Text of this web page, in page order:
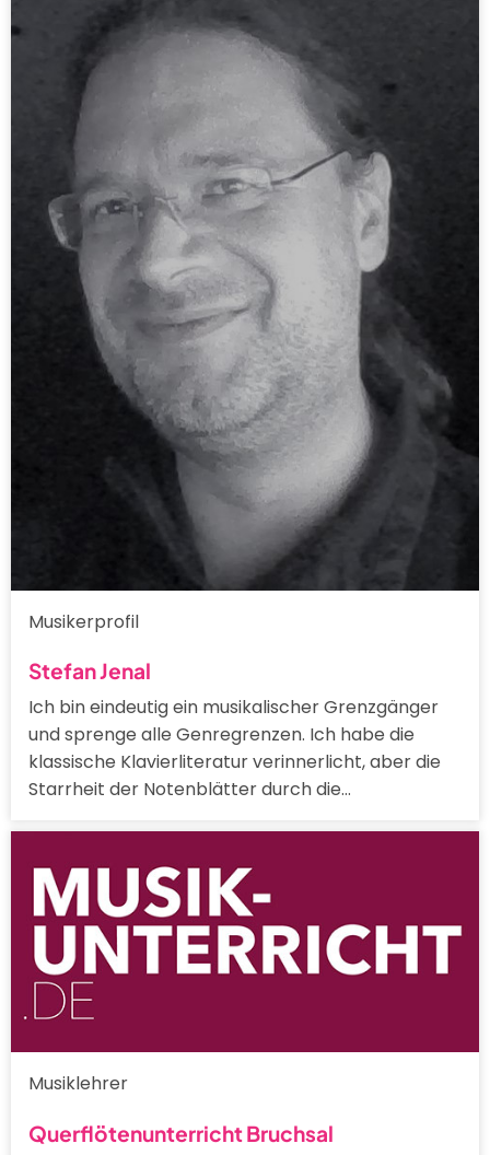
Musikerprofil
Stefan Jenal
Ich bin eindeutig ein musikalischer Grenzgänger
und sprenge alle Genregrenzen. Ich habe die
klassische Klavierliteratur verinnerlicht, aber die
Starrheit der Notenblätter durch die…
Musiklehrer
Querflötenunterricht Bruchsal